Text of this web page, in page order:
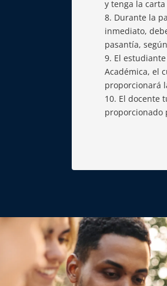
y tenga la
Durante la
inmediato,
pasantía,
El
Académica, el
proporcionará
El docente
proporcionado